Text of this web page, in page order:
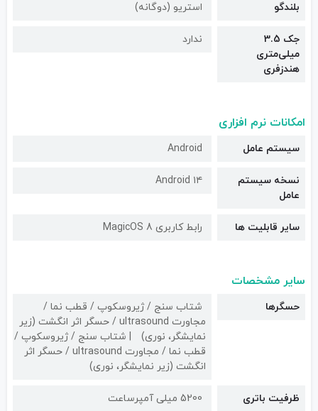
بلندگو استریو (دوگانه)
جک 3.5
میلی‌متری
هندزفری
ندارد
امکانات نرم افزاری
سیستم عامل Android
نسخه سیستم
عامل
Android ۱۴
سایر قابلیت ها رابط کاربری MagicOS 8
سایر مشخصات
حسگرها
شتاب سنج / ژیروسکوپ / قطب نما /
مجاورت ultrasound / حسگر اثر انگشت (زیر
نمایشگر، نوری)
شتاب سنج / ژیروسکوپ /
قطب نما / مجاورت ultrasound / حسگر اثر
انگشت (زیر نمایشگر، نوری)
ظرفیت باتری 5200 میلی آمپرساعت